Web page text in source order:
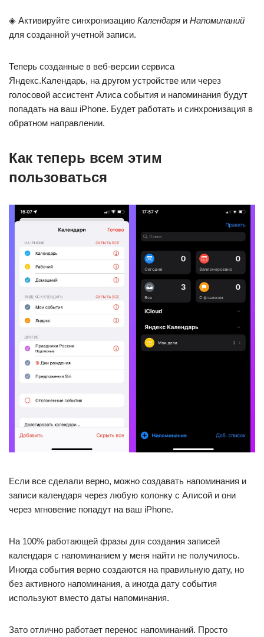
◈ Активируйте синхронизацию Календаря и Напоминаний
для созданной учетной записи.
Теперь созданные в веб-версии сервиса
Яндекс.Календарь, на другом устройстве или через
голосовой ассистент Алиса события и напоминания будут
попадать на ваш iPhone. Будет работать и синхронизация в
обратном направлении.
Как теперь всем этим
пользоваться
Если все сделали верно, можно создавать напоминания и
записи календаря через любую колонку с Алисой и они
через мгновение попадут на ваш iPhone.
На 100% работающей фразы для создания записей
календаря с напоминанием у меня найти не получилось.
Иногда события верно создаются на правильную дату, но
без активного напоминания, а иногда дату события
используют вместо даты напоминания.
Зато отлично работает перенос напоминаний. Просто